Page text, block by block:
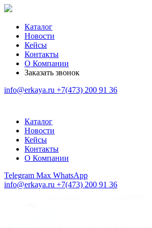
Каталог
Новости
Кейсы
Контакты
О Компании
Заказать звонок
info@erkaya.ru +7(473) 200 91 36
Каталог
Новости
Кейсы
Контакты
О Компании
Telegram Max WhatsApp
info@erkaya.ru +7(473) 200 91 36